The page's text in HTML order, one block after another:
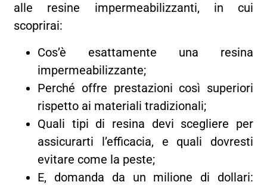
alle resine impermeabilizzanti, in cui
scoprirai:
Cos’è esattamente una resina
impermeabilizzante;
Perché offre prestazioni così superiori
rispetto ai materiali tradizionali;
Quali tipi di resina devi scegliere per
assicurarti l’efficacia, e quali dovresti
evitare come la peste;
E, domanda da un milione di dollari: